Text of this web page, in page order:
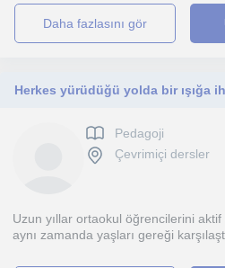
daha fazlasını gör
Pedagoji
Çevrimiçi dersler
Uzun yıllar ortaokul öğrencilerini
aynı zamanda yaşları gereği